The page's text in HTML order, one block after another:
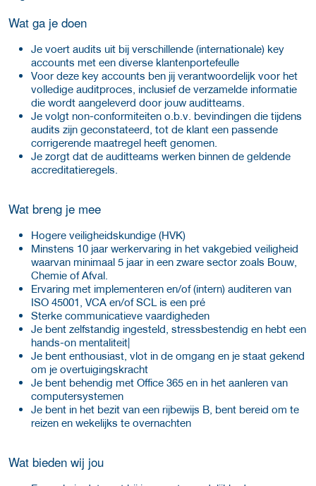
Wat ga je doen
Je voert audits uit bij verschillende (internationale) key
accounts met een diverse klantenportefeulle
Voor deze key accounts ben jij verantwoordelijk voor het
volledige auditproces, inclusief de verzamelde informatie
die wordt aangeleverd door jouw auditteams.
Je volgt non-conformiteiten o.b.v. bevindingen die tijdens
audits zijn geconstateerd, tot de klant een passende
corrigerende maatregel heeft genomen.
Je zorgt dat de auditteams werken binnen de geldende
accreditatieregels.
Wat breng je mee
Hogere veiligheidskundige (HVK)
Minstens 10 jaar werkervaring in het vakgebied veiligheid
waarvan minimaal 5 jaar in een zware sector zoals Bouw,
Chemie of Afval.
Ervaring met implementeren en/of (intern) auditeren van
ISO 45001, VCA en/of SCL is een pré
Sterke communicatieve vaardigheden
Je bent zelfstandig ingesteld, stressbestendig en hebt een
hands-on mentaliteit|
Je bent enthousiast, vlot in de omgang en je staat gekend
om je overtuigingskracht
Je bent behendig met Office 365 en in het aanleren van
computersystemen
Je bent in het bezit van een rijbewijs B, bent bereid om te
reizen en wekelijks te overnachten
Wat bieden wij jou